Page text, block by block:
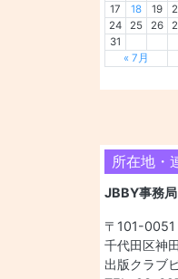
17
18 19
24
25 26
31
« 7月
所在地・
JBBY事務局
〒101-0051
千代田区神
出版クラブ